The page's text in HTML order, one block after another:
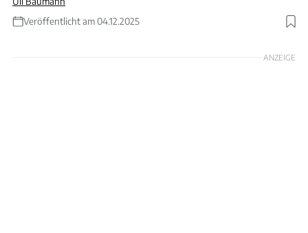
Veröffentlicht am 04.12.2025
Foto: GettyImages
ANZEIGE